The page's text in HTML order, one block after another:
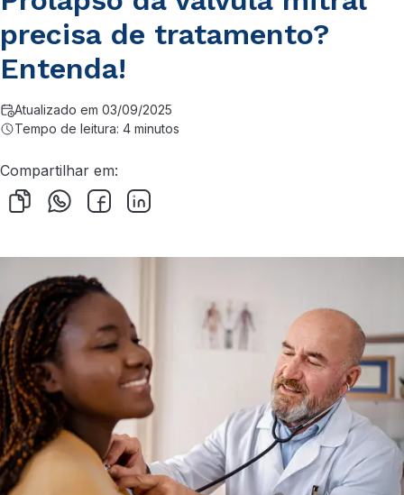
precisa de tratamento?
Entenda!
Atualizado em 03/09/2025
Tempo de leitura: 4 minutos
Compartilhar em: